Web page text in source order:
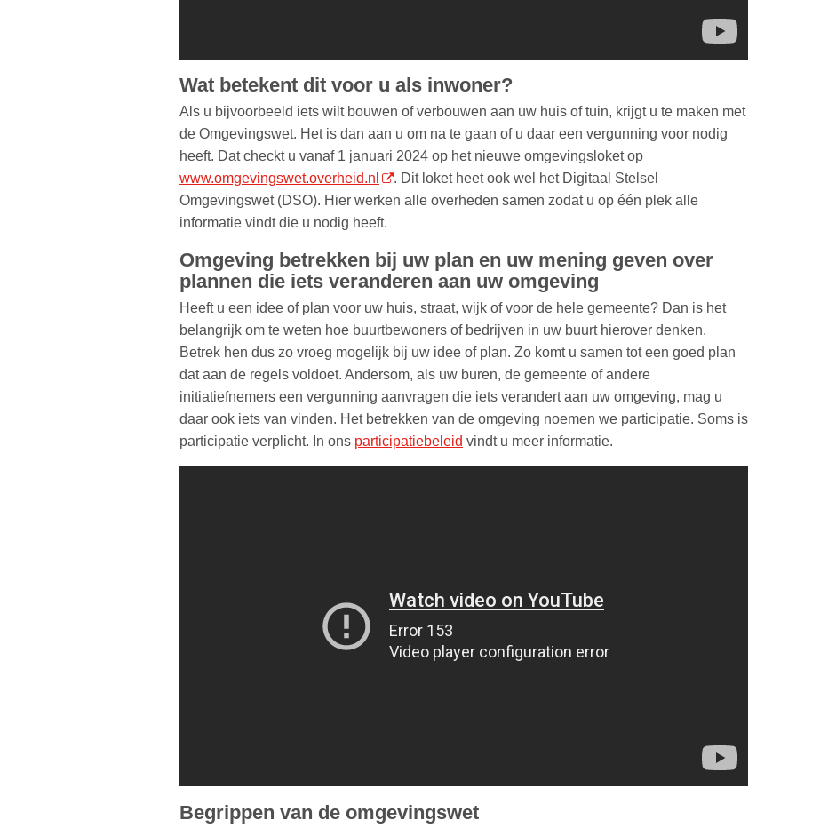
Wat betekent dit voor u als inwoner?
Als u bijvoorbeeld iets wilt bouwen of verbouwen aan uw huis of tuin, krijgt u te maken met
de Omgevingswet. Het is dan aan u om na te gaan of u daar een vergunning voor nodig
heeft. Dat checkt u vanaf 1 januari 2024 op het nieuwe omgevingsloket op
www.omgevingswet.overheid.nl
. Dit loket heet ook wel het Digitaal Stelsel
Omgevingswet (DSO). Hier werken alle overheden samen zodat u op één plek alle
informatie vindt die u nodig heeft.
Omgeving betrekken bij uw plan en uw mening geven over
plannen die iets veranderen aan uw omgeving
Heeft u een idee of plan voor uw huis, straat, wijk of voor de hele gemeente? Dan is het
belangrijk om te weten hoe buurtbewoners of bedrijven in uw buurt hierover denken.
Betrek hen dus zo vroeg mogelijk bij uw idee of plan. Zo komt u samen tot een goed plan
dat aan de regels voldoet. Andersom, als uw buren, de gemeente of andere
initiatiefnemers een vergunning aanvragen die iets verandert aan uw omgeving, mag u
daar ook iets van vinden. Het betrekken van de omgeving noemen we participatie. Soms is
participatie verplicht. In ons participatiebeleid vindt u meer informatie.
Begrippen van de omgevingswet